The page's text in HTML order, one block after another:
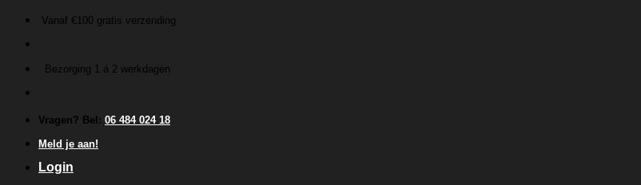
inhoud
Vanaf €100 gratis verzending
Bezorging 1 á 2 werkdagen
Vragen? Bel: 06 484 024 18
Meld je aan!
Login